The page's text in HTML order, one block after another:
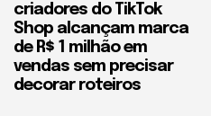
criadores do TikTok
Shop alcançam marca
de R$ 1 milhão em
vendas sem precisar
decorar roteiros